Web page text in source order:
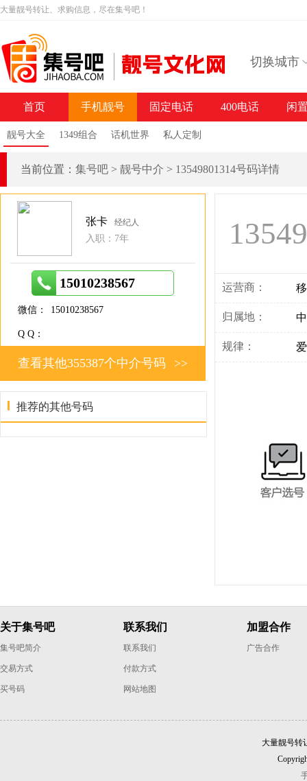
大量靓号转让、求购信息，尽在集号吧！
切换城市
首页 手机靓号
靓号大全 1349组合 话机世界 私人定制
固定电话 400电话 闲
当前位置： 集号吧 > 靓号中介 > 13549801314号码详情
运营商：
归属地：
规律：
张卡 经纪人
入职：7年
15010238567
微信： 15010238567
Q Q：
>>
查看其他355387个中介号码
推荐的其他号码
关于集号吧
集号吧简介
交易方式
买号码
联系我们
联系我们
付款方式
网站地图
加盟合作
广告合作
大量靓号转